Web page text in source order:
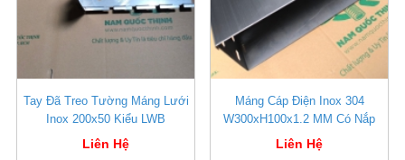
Tay Đã Treo Tường Máng Lưới
Inox 200x50 Kiểu LWB
Liên Hệ
Máng Cáp Điện Inox 304
W300xH100x1.2 MM Có Nắp
Liên Hệ